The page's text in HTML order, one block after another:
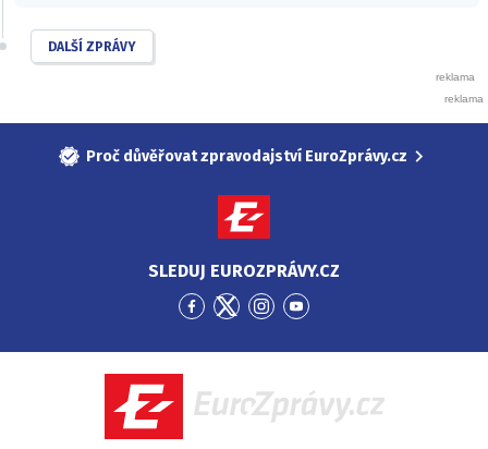
DALŠÍ ZPRÁVY
Proč důvěřovat zpravodajství EuroZprávy.cz
SLEDUJ EUROZPRÁVY.CZ
Přejít
Facebook
Přejít
Twitter
Přejít
Instagram
Přejít
YouTube
EuroZprávy.cz